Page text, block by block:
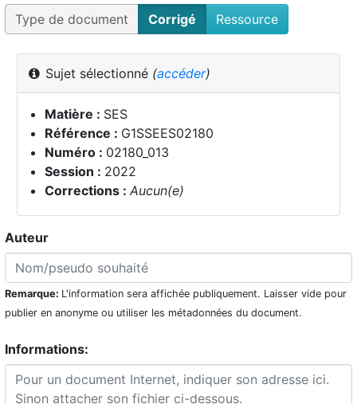
Type de document Corrigé Ressource
Sujet sélectionné (accéder)
Matière : SES
Référence : G1SSEES02180
Numéro : 02180_013
Session : 2022
Corrections : Aucun(e)
Auteur
Remarque: L'information sera affichée publiquement. Laisser vide pour
publier en anonyme ou utiliser les métadonnées du document.
Informations: